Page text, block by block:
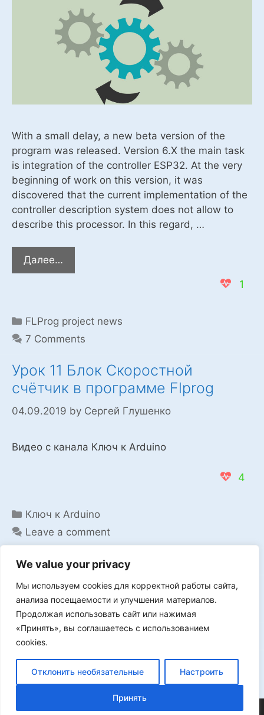
We value your privacy
Мы используем cookies для корректной работы сайта,
анализа посещаемости и улучшения материалов.
Продолжая использовать сайт или нажимая
«Принять», вы соглашаетесь с использованием
cookies.
Отклонить необязательные Настроить
Принять
With a small delay, a new beta version of the
program was released. Version 6.X the main task
is integration of the controller ESP32. At the very
beginning of work on this version, it was
discovered that the current implementation of the
controller description system does not allow to
describe this processor. In this regard, …
Далее…
release
beta
version
the
program
Fprog
with
6.0.
1
Categories
FLProg project news
7 Comments
Урок 11 Блок Скоростной
счётчик в программе Flprog
04.09.2019 by Сергей Глушенко
Видео с канала Ключ к Arduino
4
Categories
Ключ к Arduino
Leave a comment
Мы в VK
Реклама
©2026 FLProg